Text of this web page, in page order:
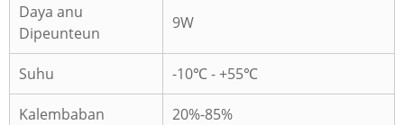
Daya anu
Dipeunteun
9W
Suhu -10℃ - +55℃
Kalembaban 20%-85%